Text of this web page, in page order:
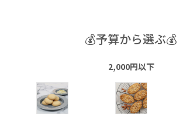
💰予算から選ぶ💰
2,000円以下